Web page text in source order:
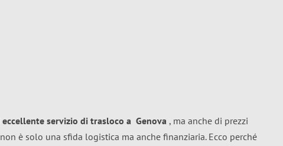
eccellente servizio di trasloco a Genova , ma anche di prezzi
non è solo una sfida logistica ma anche finanziaria. Ecco perché